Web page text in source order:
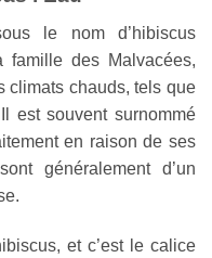
le nom d’hibiscus
famille des Malvacées,
climats chauds, tels que
est souvent surnommé
en raison de ses
généralement d’un
et c’est le calice